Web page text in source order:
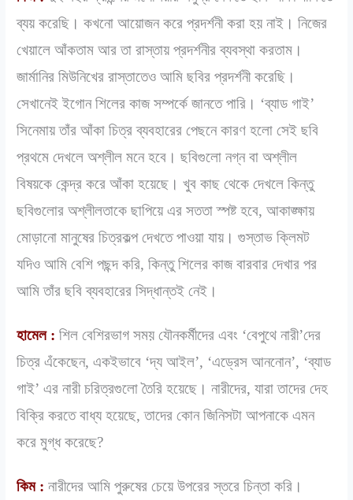
ব্যয় করেছি। কখনো আয়োজন করে প্রদর্শনী করা হয় নাই। নিজের
খেয়ালে আঁকতাম আর তা রাস্তায় প্রদর্শনীর ব্যবস্থা করতাম।
জার্মানির মিউনিখের রাস্তাতেও আমি ছবির প্রদর্শনী করেছি।
সেখানেই ইগোন শিলের কাজ সম্পর্কে জানতে পারি। ‘ব্যাড গাই’
সিনেমায় তাঁর আঁকা চিত্র ব্যবহারের পেছনে কারণ হলো সেই ছবি
প্রথমে দেখলে অশ্লীল মনে হবে। ছবিগুলো নগ্ন বা অশ্লীল
বিষয়কে কেন্দ্র করে আঁকা হয়েছে। খুব কাছ থেকে দেখলে কিন্তু
ছবিগুলোর অশ্লীলতাকে ছাপিয়ে এর সততা স্পষ্ট হবে, আকাঙ্ক্ষায়
মোড়ানো মানুষের চিত্রকল্প দেখতে পাওয়া যায়। গুস্তাভ ক্লিমট
যদিও আমি বেশি পছন্দ করি, কিন্তু শিলের কাজ বারবার দেখার পর
আমি তাঁর ছবি ব্যবহারের সিদ্ধান্তই নেই।
হামেল : শিল বেশিরভাগ সময় যৌনকর্মীদের এবং ‘বেপুথে নারী’দের
চিত্র এঁকেছেন, একইভাবে ‘দ্য আইল’, ‘এড্রেস আননোন’, ‘ব্যাড
গাই’ এর নারী চরিত্রগুলো তৈরি হয়েছে। নারীদের, যারা তাদের দেহ
বিক্রি করতে বাধ্য হয়েছে, তাদের কোন জিনিসটা আপনাকে এমন
করে মুগ্ধ করেছে?
কিম : নারীদের আমি পুরুষের চেয়ে উপরের স্তরে চিন্তা করি।